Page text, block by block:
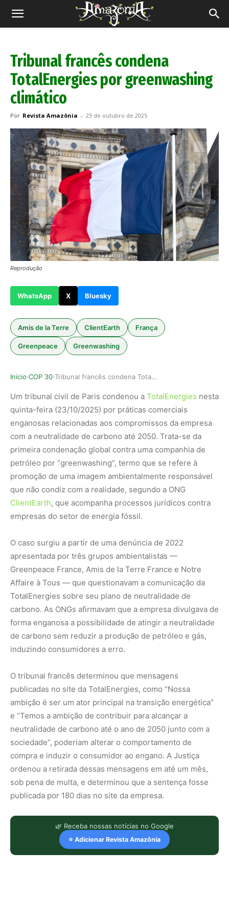
Revista
Tribunal francês condena
TotalEnergies por greenwashing
climático
Por Revista Amazônia - 23 de outubro de 2025
Reprodução
WhatsApp X Bluesky
Amis de la Terre ClientEarth França
Greenpeace Greenwashing
Inicio›COP 30› Tribunal francês condena TotalEnergies por gree…
Um tribunal civil de Paris condenou a TotalEnergies nesta
quinta-feira (23/10/2025) por práticas comerciais
enganosas relacionadas aos compromissos da empresa
com a neutralidade de carbono até 2050. Trata-se da
primeira condenação global contra uma companhia de
petróleo por “greenwashing”, termo que se refere à
promoção de uma imagem ambientalmente responsável
que não condiz com a realidade, segundo a ONG
ClientEarth, que acompanha processos jurídicos contra
empresas do setor de energia fóssil.
O caso surgiu a partir de uma denúncia de 2022
apresentada por três grupos ambientalistas —
Greenpeace France, Amis de la Terre France e Notre
Affaire à Tous — que questionavam a comunicação da
TotalEnergies sobre seu plano de neutralidade de
carbono. As ONGs afirmavam que a empresa divulgava de
forma enganosa a possibilidade de atingir a neutralidade
de carbono sem reduzir a produção de petróleo e gás,
induzindo consumidores a erro.
O tribunal francês determinou que mensagens
publicadas no site da TotalEnergies, como “Nossa
ambição é ser um ator principal na transição energética”
e “Temos a ambição de contribuir para alcançar a
neutralidade de carbono até o ano de 2050 junto com a
sociedade”, poderiam alterar o comportamento de
compra e induzir o consumidor ao engano. A Justiça
ordenou a retirada dessas mensagens em até um mês,
sob pena de multa, e determinou que a sentença fosse
publicada por 180 dias no site da empresa.
🌿 Receba nossas notícias no Google
⭐ Adicionar Revista Amazônia